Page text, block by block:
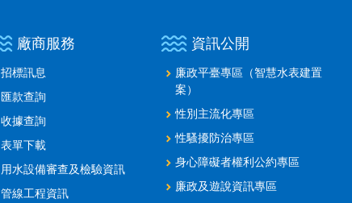
廠商服務
招標訊息
匯款查詢
收據查詢
表單下載
用水設備審查及檢驗資訊
管線工程資訊
資訊公開
廉政平臺專區（智慧水表建置
案）
性別主流化專區
性騷擾防治專區
身心障礙者權利公約專區
廉政及遊說資訊專區